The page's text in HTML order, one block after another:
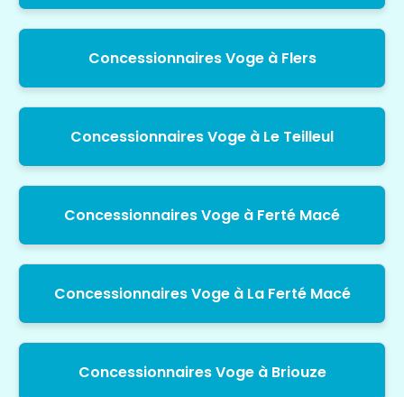
Concessionnaires Voge à Flers
Concessionnaires Voge à Le Teilleul
Concessionnaires Voge à Ferté Macé
Concessionnaires Voge à La Ferté Macé
Concessionnaires Voge à Briouze